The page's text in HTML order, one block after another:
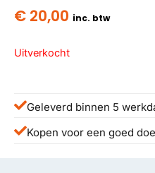
€ 20,00 inc. btw
Uitverkocht
Geleverd binnen 5
Kopen voor een goed